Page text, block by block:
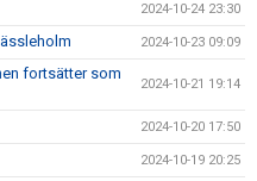
2024-10-24 23:30
2024-10-23 09:09
fortsätter som
2024-10-21 19:14
2024-10-20 17:50
2024-10-19 20:25